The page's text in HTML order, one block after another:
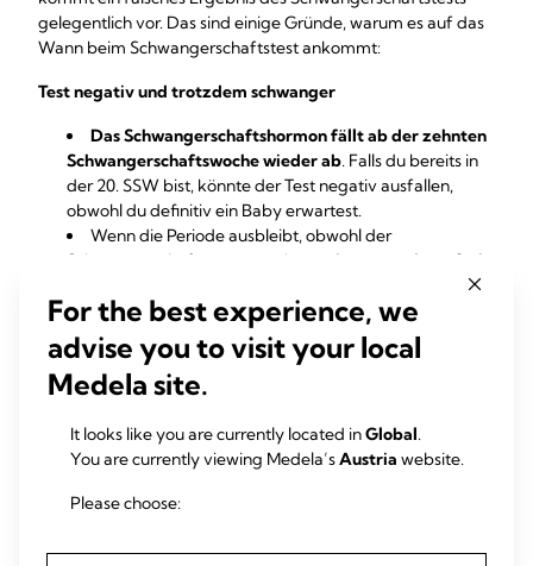
gelegentlich vor. Das sind einige Gründe, warum es auf das
Wann beim Schwangerschaftstest ankommt:
Test negativ und trotzdem schwanger
Das Schwangerschaftshormon fällt ab der zehnten
Schwangerschaftswoche wieder ab. Falls du bereits in
der 20. SSW bist, könnte der Test negativ ausfallen,
obwohl du definitiv ein Baby erwartest.
Wenn die Periode ausbleibt, obwohl der
Schwangerschaftstest negativ war, könntest du zu früh
Tagen.
Hast du
zu viel getrunken, bevor du den
Schwangerschaftstestgemacht hast, könnte das
Ergebnis „verwässert“ worden sein.
Test positiv und trotzdem nicht schwanger
Wenn der Test positiv ist, du aber trotzdem deine
Menstruation bekommen hast, könnte es sich um
Fehlgeburtgehandelt haben. Das kommt gar nicht so
For the best experience, we
advise you to visit your local
Medela site.
It looks like you are currently located inGlobal.
You are currently viewing Medela’sAustria website.
Please choose: